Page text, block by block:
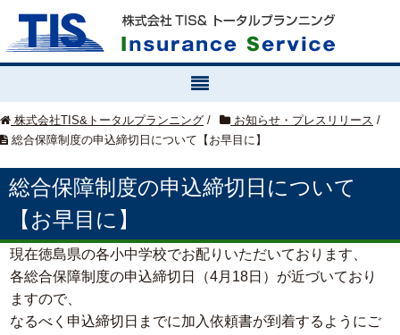
株式会社TIS&トータルプランニング / お知らせ・プレスリリース /
総合保障制度の申込締切日について【お早目に】
総合保障制度の申込締切日について
【お早目に】
現在徳島県の各小中学校でお配りいただいております、
各総合保障制度の申込締切日（4月18日）が近づいており
ますので、
なるべく申込締切日までに加入依頼書が到着するようにご